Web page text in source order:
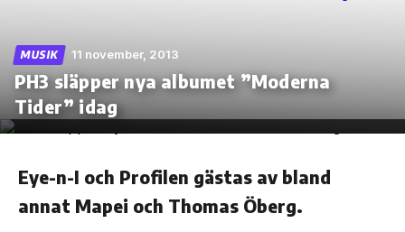
Skip
the
MUSIK 11 november, 2013
PH3 släpper nya albumet ”Moderna
Tider” idag
Eye-n-I och Profilen gästas av bland
annat Mapei och Thomas Öberg.